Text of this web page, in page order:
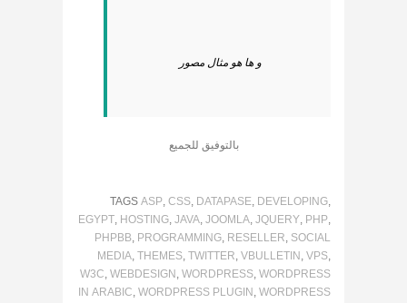
و ها هو مثال مصور
بالتوفيق للجميع
TAGS ASP, CSS, DATAPASE, DEVELOPING,
EGYPT, HOSTING, JAVA, JOOMLA, JQUERY, PHP,
PHPBB, PROGRAMMING, RESELLER, SOCIAL
MEDIA, THEMES, TWITTER, VBULLETIN , VPS,
W3C, WEBDESIGN , WORDPRESS, WORDPRESS
IN ARABIC, WORDPRESS PLUGIN , WORDPRESS